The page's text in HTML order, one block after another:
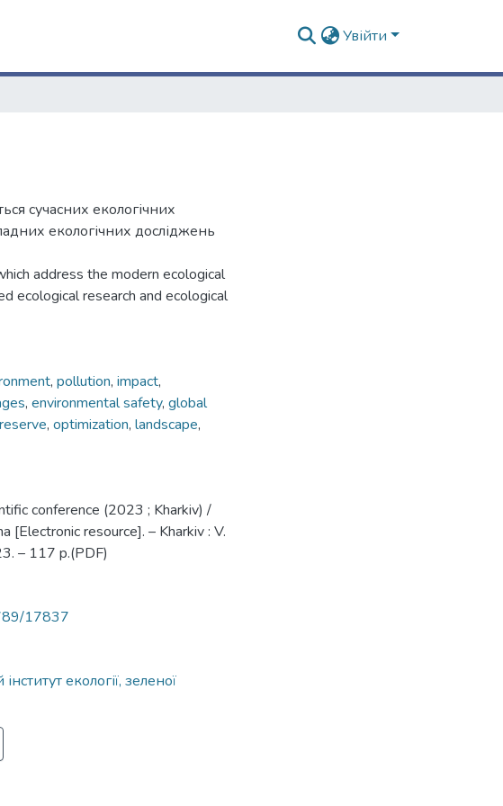
Увійти
сучасних екологічних
екологічних досліджень
address the modern ecological
ecological research and ecological
, pollution, impact,
, environmental safety, global
, optimization, landscape,
conference (2023 ; Kharkiv) /
[Electronic resource]. – Kharkiv : V.
– 117 p.(PDF)
17837
екології, зеленої